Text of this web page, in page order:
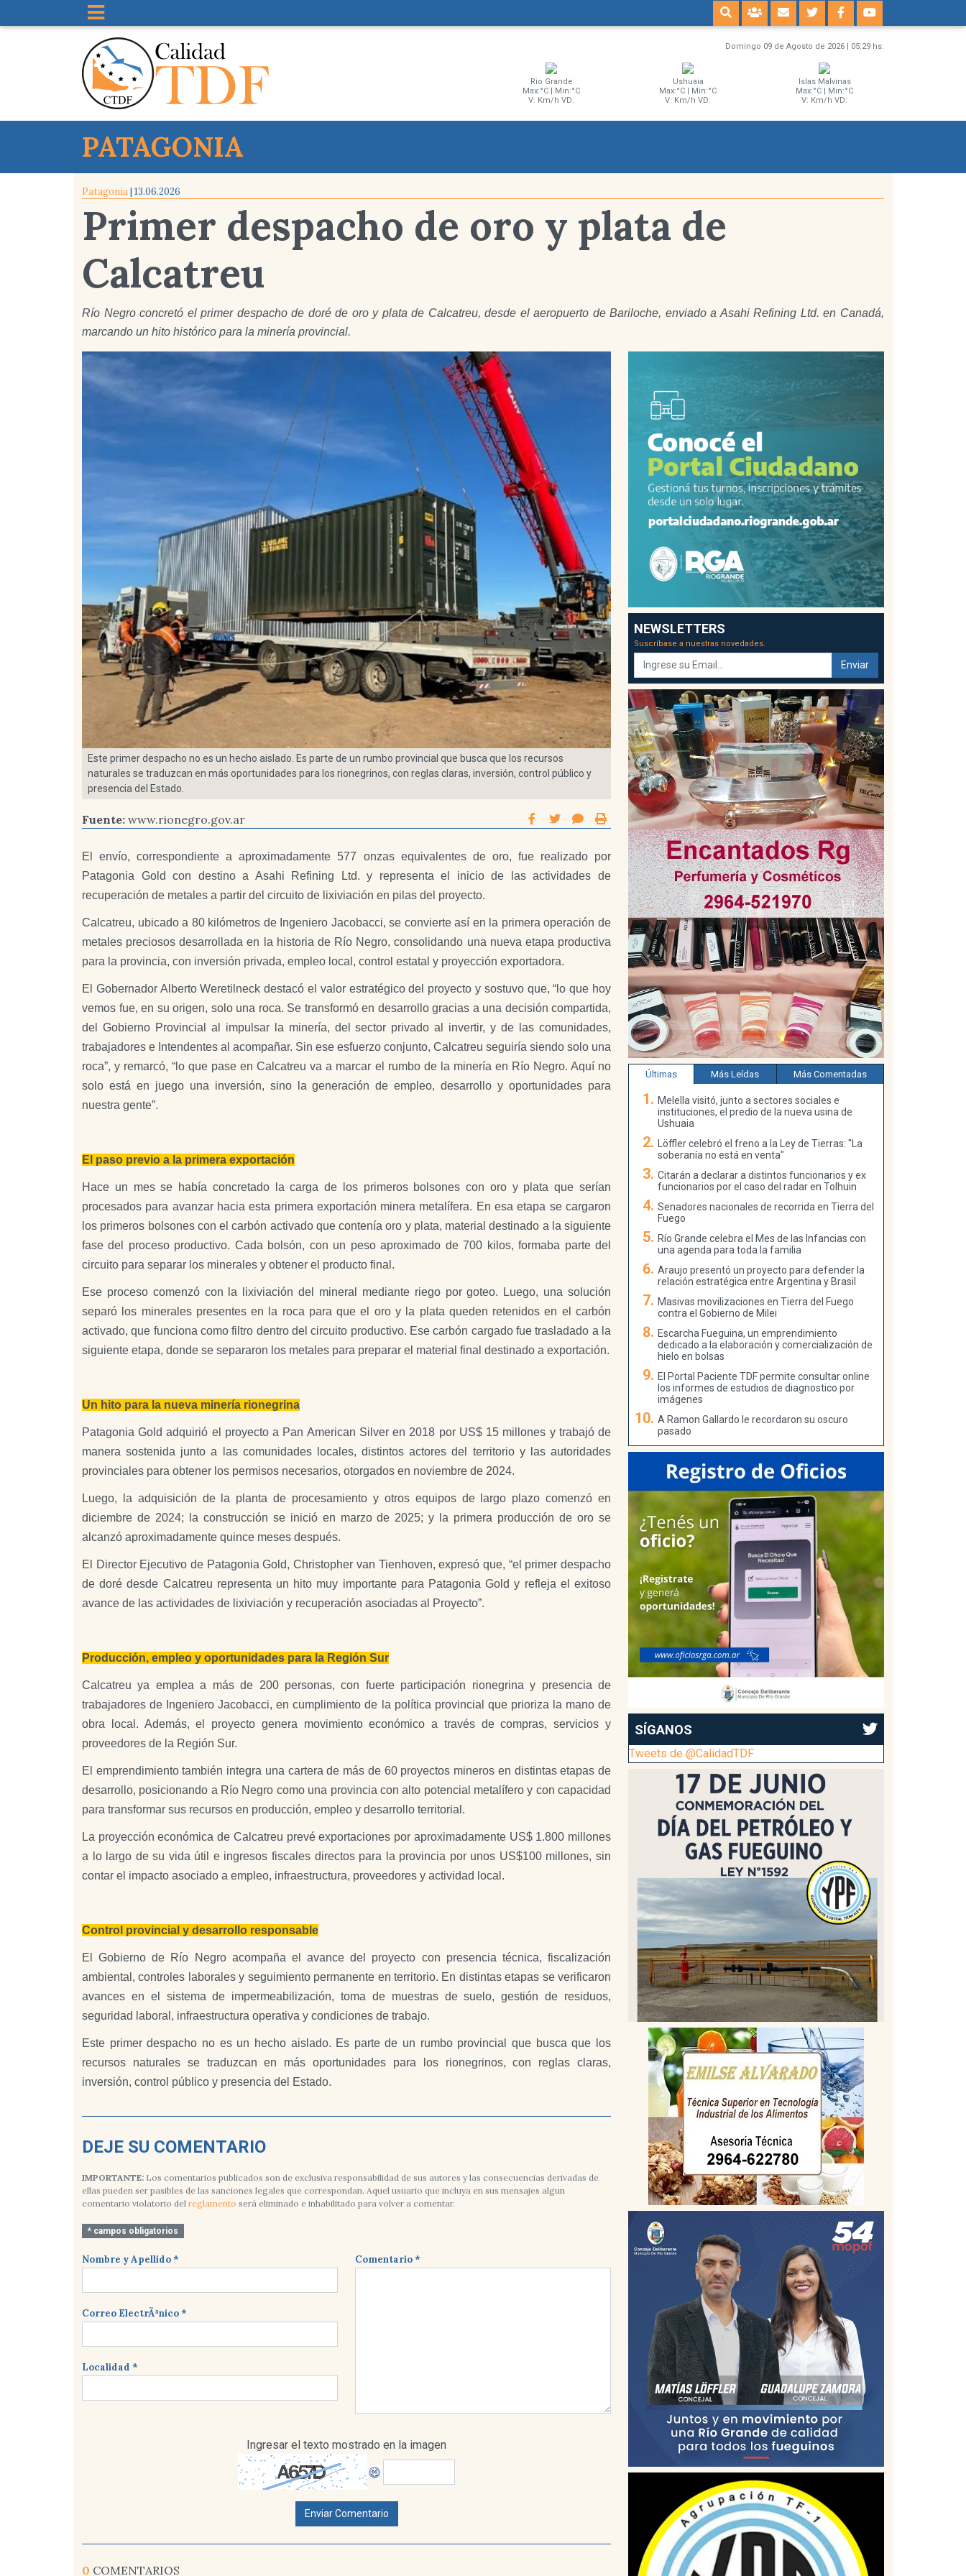
Domingo 09 de Agosto de 2026 | 05:29 hs.
Rio Grande
Max:°C | Min:°C
V: Km/h VD:
Ushuaia
Max:°C | Min:°C
V: Km/h VD:
Islas Malvinas
Max:°C | Min:°C
V: Km/h VD:
PATAGONIA
Patagonia| 13.06.2026
Primer despacho de oro y plata de
Calcatreu
Río Negro concretó el primer despacho de doré de oro y plata de Calcatreu, desde el aeropuerto de Bariloche, enviado a Asahi Refining Ltd. en Canadá,
marcando un hito histórico para la minería provincial.
Este primer despacho no es un hecho aislado. Es parte de un rumbo provincial que busca que los recursos
naturales se traduzcan en más oportunidades para los rionegrinos, con reglas claras, inversión, control público y
presencia del Estado.
Fuente: www.rionegro.gov.ar
El envío, correspondiente a aproximadamente 577 onzas equivalentes de oro, fue realizado por
Patagonia Gold con destino a Asahi Refining Ltd. y representa el inicio de las actividades de
recuperación de metales a partir del circuito de lixiviación en pilas del proyecto.
Calcatreu, ubicado a 80 kilómetros de Ingeniero Jacobacci, se convierte así en la primera operación de
metales preciosos desarrollada en la historia de Río Negro, consolidando una nueva etapa productiva
para la provincia, con inversión privada, empleo local, control estatal y proyección exportadora.
El Gobernador Alberto Weretilneck destacó el valor estratégico del proyecto y sostuvo que, “lo que hoy
vemos fue, en su origen, solo una roca. Se transformó en desarrollo gracias a una decisión compartida,
del Gobierno Provincial al impulsar la minería, del sector privado al invertir, y de las comunidades,
trabajadores e Intendentes al acompañar. Sin ese esfuerzo conjunto, Calcatreu seguiría siendo solo una
roca”, y remarcó, “lo que pase en Calcatreu va a marcar el rumbo de la minería en Río Negro. Aquí no
solo está en juego una inversión, sino la generación de empleo, desarrollo y oportunidades para
nuestra gente”.
El paso previo a la primera exportación
Hace un mes se había concretado la carga de los primeros bolsones con oro y plata que serían
procesados para avanzar hacia esta primera exportación minera metalífera. En esa etapa se cargaron
los primeros bolsones con el carbón activado que contenía oro y plata, material destinado a la siguiente
fase del proceso productivo. Cada bolsón, con un peso aproximado de 700 kilos, formaba parte del
circuito para separar los minerales y obtener el producto final.
Ese proceso comenzó con la lixiviación del mineral mediante riego por goteo. Luego, una solución
separó los minerales presentes en la roca para que el oro y la plata queden retenidos en el carbón
activado, que funciona como filtro dentro del circuito productivo. Ese carbón cargado fue trasladado a la
siguiente etapa, donde se separaron los metales para preparar el material final destinado a exportación.
Un hito para la nueva minería rionegrina
Patagonia Gold adquirió el proyecto a Pan American Silver en 2018 por US$ 15 millones y trabajó de
manera sostenida junto a las comunidades locales, distintos actores del territorio y las autoridades
provinciales para obtener los permisos necesarios, otorgados en noviembre de 2024.
Luego, la adquisición de la planta de procesamiento y otros equipos de largo plazo comenzó en
diciembre de 2024; la construcción se inició en marzo de 2025; y la primera producción de oro se
alcanzó aproximadamente quince meses después.
El Director Ejecutivo de Patagonia Gold, Christopher van Tienhoven, expresó que, “el primer despacho
de doré desde Calcatreu representa un hito muy importante para Patagonia Gold y refleja el exitoso
avance de las actividades de lixiviación y recuperación asociadas al Proyecto”.
Producción, empleo y oportunidades para la Región Sur
Calcatreu ya emplea a más de 200 personas, con fuerte participación rionegrina y presencia de
trabajadores de Ingeniero Jacobacci, en cumplimiento de la política provincial que prioriza la mano de
obra local. Además, el proyecto genera movimiento económico a través de compras, servicios y
proveedores de la Región Sur.
El emprendimiento también integra una cartera de más de 60 proyectos mineros en distintas etapas de
desarrollo, posicionando a Río Negro como una provincia con alto potencial metalífero y con capacidad
para transformar sus recursos en producción, empleo y desarrollo territorial.
La proyección económica de Calcatreu prevé exportaciones por aproximadamente US$ 1.800 millones
a lo largo de su vida útil e ingresos fiscales directos para la provincia por unos US$100 millones, sin
contar el impacto asociado a empleo, infraestructura, proveedores y actividad local.
Control provincial y desarrollo responsable
El Gobierno de Río Negro acompaña el avance del proyecto con presencia técnica, fiscalización
ambiental, controles laborales y seguimiento permanente en territorio. En distintas etapas se verificaron
avances en el sistema de impermeabilización, toma de muestras de suelo, gestión de residuos,
seguridad laboral, infraestructura operativa y condiciones de trabajo.
Este primer despacho no es un hecho aislado. Es parte de un rumbo provincial que busca que los
recursos naturales se traduzcan en más oportunidades para los rionegrinos, con reglas claras,
inversión, control público y presencia del Estado.
DEJE SU COMENTARIO
IMPORTANTE: Los comentarios publicados son de exclusiva responsabilidad de sus autores y las consecuencias derivadas de
ellas pueden ser pasibles de las sanciones legales que correspondan. Aquel usuario que incluya en sus mensajes algun
comentario violatorio del reglamento será eliminado e inhabilitado para volver a comentar.
* campos obligatorios
Nombre y Apellido *
Correo ElectrÃ³nico *
Localidad *
Comentario *
Ingresar el texto mostrado en la imagen
Enviar Comentario
0 COMENTARIOS
NEWSLETTERS
Suscríbase a nuestras novedades.
Enviar
Últimas Más Leídas Más Comentadas
Melella visitó, junto a sectores sociales e
instituciones, el predio de la nueva usina de
Ushuaia
Löffler celebró el freno a la Ley de Tierras: "La
soberanía no está en venta"
Citarán a declarar a distintos funcionarios y ex
funcionarios por el caso del radar en Tolhuin
Senadores nacionales de recorrida en Tierra del
Fuego
Río Grande celebra el Mes de las Infancias con
una agenda para toda la familia
Araujo presentó un proyecto para defender la
relación estratégica entre Argentina y Brasil
Masivas movilizaciones en Tierra del Fuego
contra el Gobierno de Milei
Escarcha Fueguina, un emprendimiento
dedicado a la elaboración y comercialización de
hielo en bolsas
El Portal Paciente TDF permite consultar online
los informes de estudios de diagnostico por
imágenes
A Ramon Gallardo le recordaron su oscuro
pasado
SÍGANOS
Tweets de @CalidadTDF